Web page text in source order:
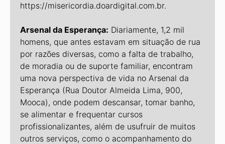
https://misericordia.doardigital.com.br.
Arsenal da Esperança: Diariamente, 1,2 mil
homens, que antes estavam em situação de rua
por razões diversas, como a falta de trabalho,
de moradia ou de suporte familiar, encontram
uma nova perspectiva de vida no Arsenal da
Esperança (Rua Doutor Almeida Lima, 900,
Mooca), onde podem descansar, tomar banho,
se alimentar e frequentar cursos
profissionalizantes, além de usufruir de muitos
outros serviços, como o acompanhamento do